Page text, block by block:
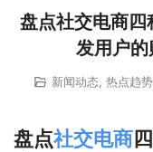
盘点社交电商四
发用户
新闻动态 热点趋势
盘点社交电商